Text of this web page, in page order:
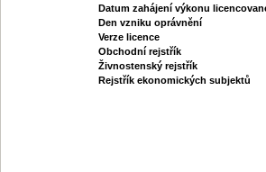
Datum zahájení výkonu
Den vzniku oprávnění
Verze licence
Obchodní rejstřík
Živnostenský rejstřík
Rejstřík ekonomických subjektů